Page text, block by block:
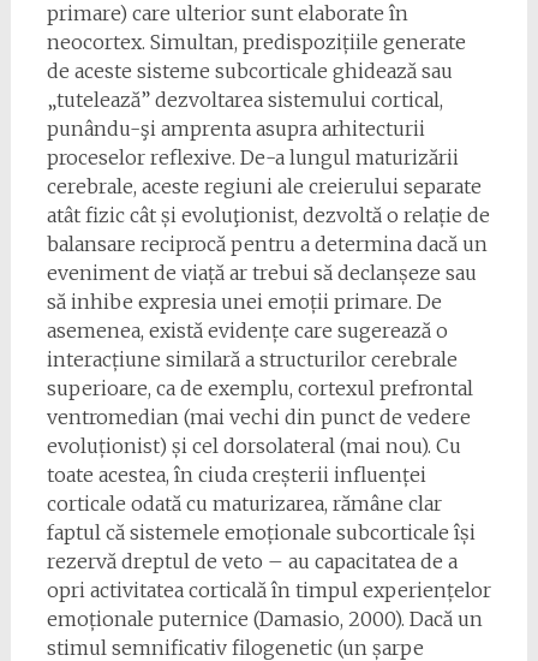
primare) care ulterior sunt elaborate în
neocortex. Simultan, predispozițiile generate
de aceste sisteme subcorticale ghidează sau
„tutelează” dezvoltarea sistemului cortical,
punându-şi amprenta asupra arhitecturii
proceselor reflexive. De-a lungul maturizării
cerebrale, aceste regiuni ale creierului separate
atât fizic cât și evoluţionist, dezvoltă o relație de
balansare reciprocă pentru a determina dacă un
eveniment de viață ar trebui să declanșeze sau
să inhibe expresia unei emoții primare. De
asemenea, există evidențe care sugerează o
interacțiune similară a structurilor cerebrale
superioare, ca de exemplu, cortexul prefrontal
ventromedian (mai vechi din punct de vedere
evoluționist) și cel dorsolateral (mai nou). Cu
toate acestea, în ciuda creșterii influenței
corticale odată cu maturizarea, rămâne clar
faptul că sistemele emoționale subcorticale își
rezervă dreptul de veto – au capacitatea de a
opri activitatea corticală în timpul experiențelor
emoționale puternice (Damasio, 2000). Dacă un
stimul semnificativ filogenetic (un șarpe